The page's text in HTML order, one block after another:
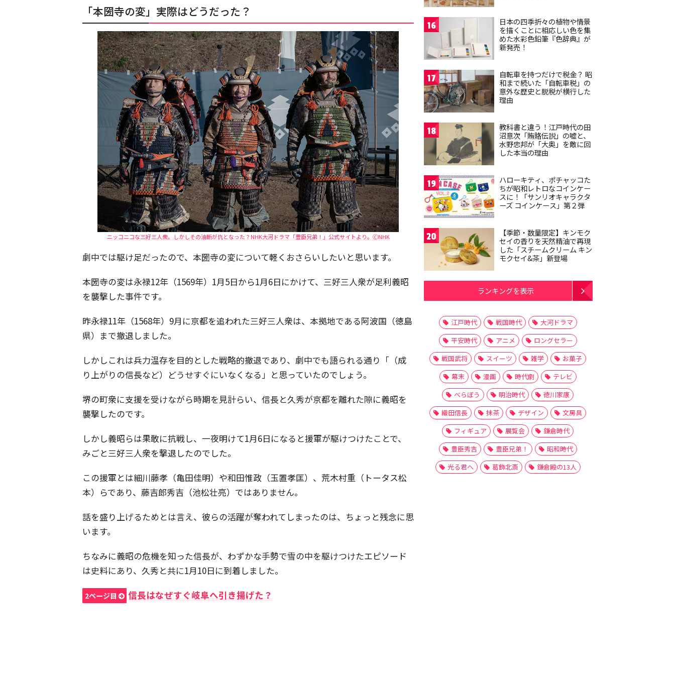
「本圀寺の変」実際はどうだった？
ニッコニコな三好三人衆。しかしその油断が仇となった？NHK大河ドラマ「豊臣兄弟！」公式サイトより。🄫NHK
劇中では駆け足だったので、本圀寺の変について軽くおさらいしたいと思います。
本圀寺の変は永禄12年（1569年）1月5日から1月6日にかけて、三好三人衆が足利義昭
を襲撃した事件です。
昨永禄11年（1568年）9月に京都を追われた三好三人衆は、本拠地である阿波国（徳島
県）まで撤退しました。
しかしこれは兵力温存を目的とした戦略的撤退であり、劇中でも語られる通り「（成
り上がりの信長など）どうせすぐにいなくなる」と思っていたのでしょう。
堺の町衆に支援を受けながら時期を見計らい、信長と久秀が京都を離れた隙に義昭を
襲撃したのです。
しかし義昭らは果敢に抗戦し、一夜明けて1月6日になると援軍が駆けつけたことで、
みごと三好三人衆を撃退したのでした。
この援軍とは細川藤孝（亀田佳明）や和田惟政（玉置孝匡）、荒木村重（トータス松
本）らであり、藤吉郎秀吉（池松壮亮）ではありません。
話を盛り上げるためとは言え、彼らの活躍が奪われてしまったのは、ちょっと残念に思
います。
ちなみに義昭の危機を知った信長が、わずかな手勢で雪の中を駆けつけたエピソード
は史料にあり、久秀と共に1月10日に到着しました。
2ページ目 信長はなぜすぐ岐阜へ引き揚げた？
16
日本の四季折々の植物や情景
を描くことに相応しい色を集
めた水彩色鉛筆『色辞典』が
新発売！
17
自転車を持つだけで税金？ 昭
和まで続いた「自転車税」の
意外な歴史と脱税が横行した
理由
18
教科書と違う！江戸時代の田
沼意次「賄賂伝説」の嘘と、
水野忠邦が「大奥」を敵に回
した本当の理由
19
ハローキティ、ポチャッコた
ちが昭和レトロなコインケー
スに！「サンリオキャラクタ
ーズ コインケース」第２弾
20
【季節・数量限定】キンモク
セイの香りを天然精油で再現
した「スチームクリーム キン
モクセイ&茶」新登場
ランキングを表示
江戸時代 戦国時代
大河ドラマ
平安時代
アニメ
ロングセラー
戦国武将
スイーツ 雑学
お菓子
幕末
漫画 時代劇
テレビ
べらぼう
明治時代
徳川家康
織田信長
抹茶 デザイン
文房具
フィギュア
展覧会
鎌倉時代
豊臣秀吉
豊臣兄弟！
昭和時代
光る君へ
葛飾北斎 鎌倉殿の13人